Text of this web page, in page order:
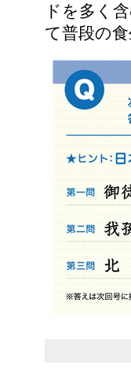
ドを多く
て普段の